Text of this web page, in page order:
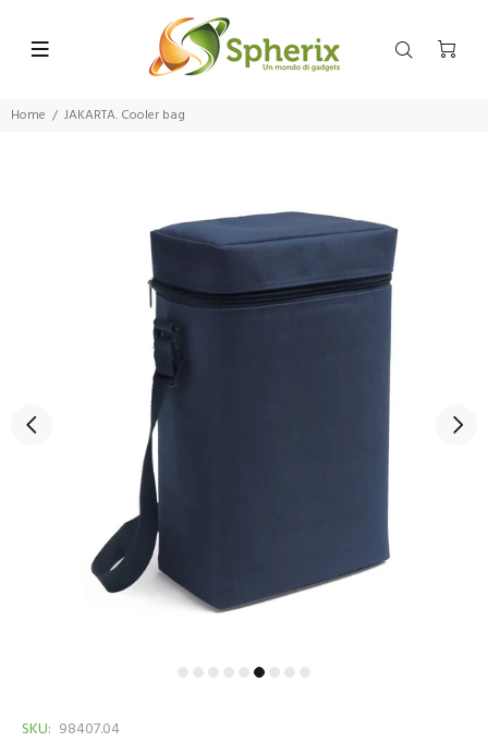
Home JAKARTA. Cooler bag
SKU: 98407.04